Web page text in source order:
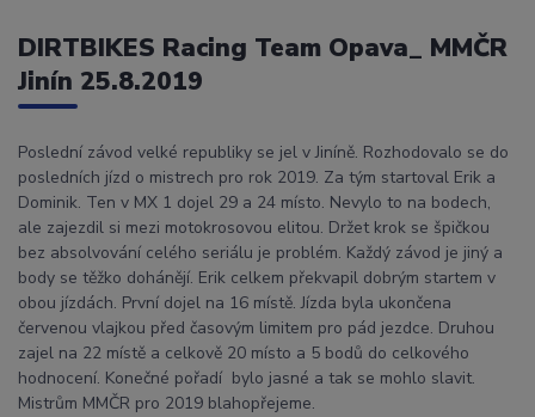
DIRTBIKES Racing Team Opava_ MMČR
Jinín 25.8.2019
Poslední závod velké republiky se jel v Jiníně. Rozhodovalo se do
posledních jízd o mistrech pro rok 2019. Za tým startoval Erik a
Dominik. Ten v MX 1 dojel 29 a 24 místo. Nevylo to na bodech,
ale zajezdil si mezi motokrosovou elitou. Držet krok se špičkou
bez absolvování celého seriálu je problém. Každý závod je jiný a
body se těžko dohánějí. Erik celkem překvapil dobrým startem v
obou jízdách. První dojel na 16 místě. Jízda byla ukončena
červenou vlajkou před časovým limitem pro pád jezdce. Druhou
zajel na 22 místě a celkově 20 místo a 5 bodů do celkového
hodnocení. Konečné pořadí bylo jasné a tak se mohlo slavit.
Mistrům MMČR pro 2019 blahopřejeme.